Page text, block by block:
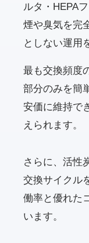
ルタ・HEPA
煙や臭気を完
としない運用
最も交換頻度
部分のみを簡
安価に維持で
えられます。
さらに、活性
交換サイクル
働率と優れた
います。